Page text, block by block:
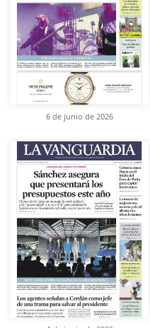
6 de junio de 2026